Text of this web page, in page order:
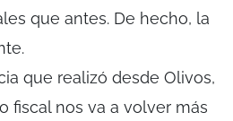
que antes. De hecho, la
que realizó desde Olivos,
fiscal nos va a volver más